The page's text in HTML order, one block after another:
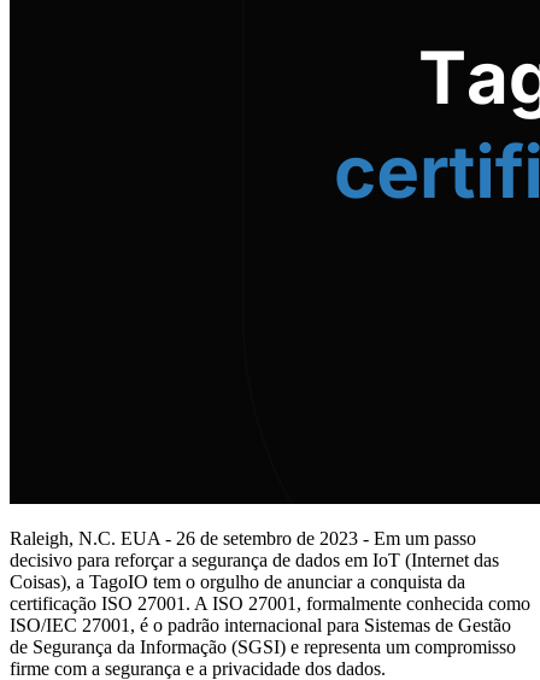
Raleigh, N.C. EUA - 26 de setembro de 2023 - Em um passo
decisivo para reforçar a segurança de dados em IoT (Internet das
Coisas), a TagoIO tem o orgulho de anunciar a conquista da
certificação ISO 27001. A ISO 27001, formalmente conhecida como
ISO/IEC 27001, é o padrão internacional para Sistemas de Gestão
de Segurança da Informação (SGSI) e representa um compromisso
firme com a segurança e a privacidade dos dados.